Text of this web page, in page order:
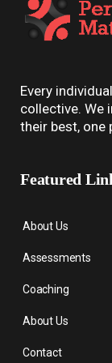
Every
collective. We
their best, one
Featured
About Us
Assessments
Coaching
About Us
Contact